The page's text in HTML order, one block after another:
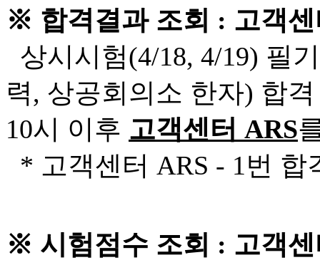
※ 합격결과 조회 : 고객센
상시시험(4/18, 4/19) 필
력, 상공회의소 한자) 합
10시 이후 고객센터 ARS
* 고객센터 ARS - 1번 합
※ 시험점수 조회 : 고객센